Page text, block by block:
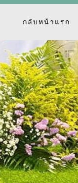
กลับหน้าแรก